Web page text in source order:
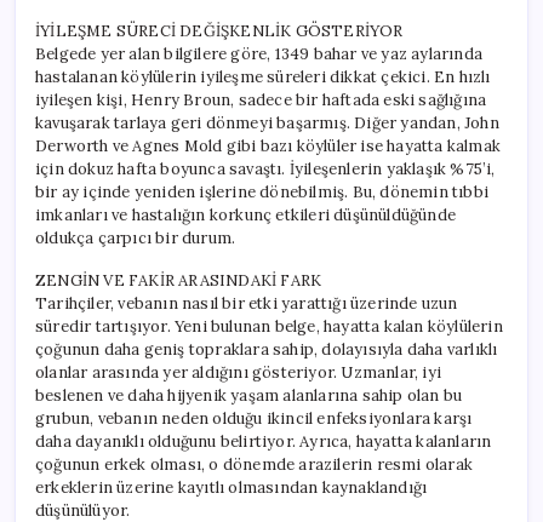
İYİLEŞME SÜRECİ DEĞİŞKENLİK GÖSTERİYOR
Belgede yer alan bilgilere göre, 1349 bahar ve yaz aylarında
hastalanan köylülerin iyileşme süreleri dikkat çekici. En hızlı
iyileşen kişi, Henry Broun, sadece bir haftada eski sağlığına
kavuşarak tarlaya geri dönmeyi başarmış. Diğer yandan, John
Derworth ve Agnes Mold gibi bazı köylüler ise hayatta kalmak
için dokuz hafta boyunca savaştı. İyileşenlerin yaklaşık %75’i,
bir ay içinde yeniden işlerine dönebilmiş. Bu, dönemin tıbbi
imkanları ve hastalığın korkunç etkileri düşünüldüğünde
oldukça çarpıcı bir durum.
ZENGİN VE FAKİR ARASINDAKİ FARK
Tarihçiler, vebanın nasıl bir etki yarattığı üzerinde uzun
süredir tartışıyor. Yeni bulunan belge, hayatta kalan köylülerin
çoğunun daha geniş topraklara sahip, dolayısıyla daha varlıklı
olanlar arasında yer aldığını gösteriyor. Uzmanlar, iyi
beslenen ve daha hijyenik yaşam alanlarına sahip olan bu
grubun, vebanın neden olduğu ikincil enfeksiyonlara karşı
daha dayanıklı olduğunu belirtiyor. Ayrıca, hayatta kalanların
çoğunun erkek olması, o dönemde arazilerin resmi olarak
erkeklerin üzerine kayıtlı olmasından kaynaklandığı
düşünülüyor.